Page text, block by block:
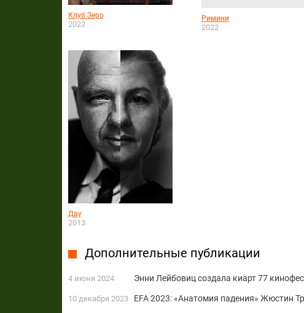
Клуб Зеро
2023
Римини
2022
Дау
2013
Дополнительные публикации
4 июня 2024 Энни Лейбовиц создала киарт 77
10 декабря 2023 EFA 2023: «Анатомия падения» Жюстин